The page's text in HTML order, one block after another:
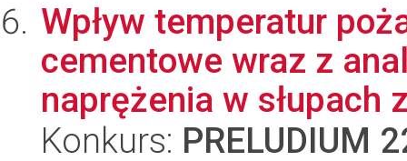
Wpływ temperatur
cementowe wraz z
naprężenia w słupach
Konkurs: PRELUDIUM